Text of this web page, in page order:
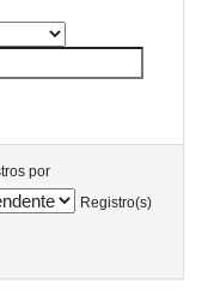
por
Registro(s)